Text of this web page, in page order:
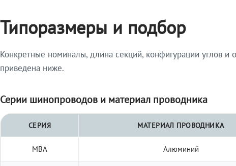
Типоразмеры и подбор
Конкретные номиналы, длина секций, конфигурации углов и
приведена ниже.
Серии шинопроводов и материал проводника
СЕРИЯ МАТЕРИАЛ ПРОВОДНИКА
МВА Алюминий